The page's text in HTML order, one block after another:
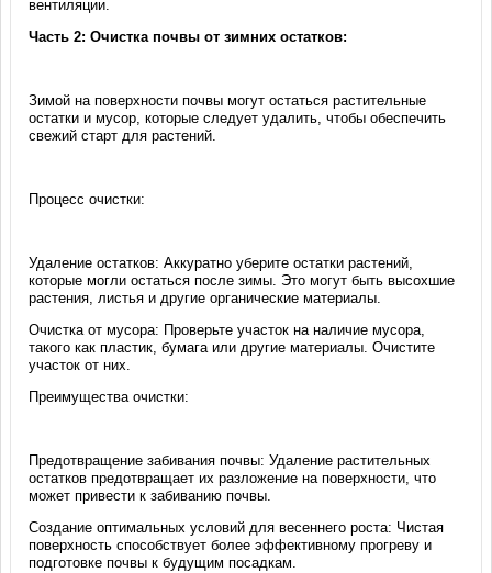
вентиляции.
Часть 2: Очистка почвы от зимних остатков:
Зимой на поверхности почвы могут остаться растительные
остатки и мусор, которые следует удалить, чтобы обеспечить
свежий старт для растений.
Процесс очистки:
Удаление остатков: Аккуратно уберите остатки растений,
которые могли остаться после зимы. Это могут быть высохшие
растения, листья и другие органические материалы.
Очистка от мусора: Проверьте участок на наличие мусора,
такого как пластик, бумага или другие материалы. Очистите
участок от них.
Преимущества очистки:
Предотвращение забивания почвы: Удаление растительных
остатков предотвращает их разложение на поверхности, что
может привести к забиванию почвы.
Создание оптимальных условий для весеннего роста: Чистая
поверхность способствует более эффективному прогреву и
подготовке почвы к будущим посадкам.